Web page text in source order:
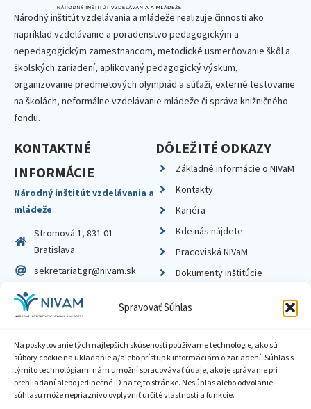
Spravovať Súhlas
Na poskytovanie tých najlepších skúseností používame technológie, ako sú
súbory cookie na ukladanie a/alebo prístup k informáciám o zariadení. Súhlas s
týmito technológiami nám umožní spracovávať údaje, ako je správanie pri
prehliadaní alebo jedinečné ID na tejto stránke. Nesúhlas alebo odvolanie
súhlasu môže nepriaznivo ovplyvniť určité vlastnosti a funkcie.
Národný inštitút vzdelávania a mládeže realizuje činnosti ako
napríklad vzdelávanie a poradenstvo pedagogickým a
nepedagogickým zamestnancom, metodické usmerňovanie škôl a
školských zariadení, aplikovaný pedagogický výskum,
organizovanie predmetových olympiád a súťaží, externé testovanie
na školách, neformálne vzdelávanie mládeže či správa knižničného
fondu.
KONTAKTNÉ
INFORMÁCIE
Národný inštitút vzdelávania a
mládeže
Stromová 1, 831 01
Bratislava
sekretariat.gr@nivam.sk
IČO: 00164348
DIČ: 2020798714
DÔLEŽITÉ ODKAZY
Základné informácie o NIVaM
Kontakty
Kariéra
Kde nás nájdete
Pracoviská NIVaM
Dokumenty inštitúcie
Zásady ochrany súkromia